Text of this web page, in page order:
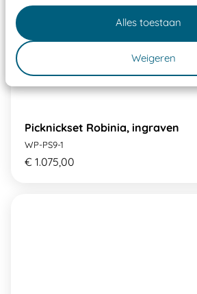
Alles toestaan
Weigeren
Picknickset Robinia, ingraven
WP-PS9-1
€ 1.075,00